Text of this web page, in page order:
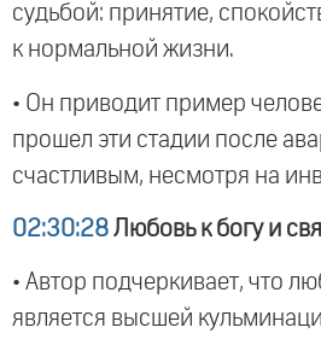
судьбой: принятие,
к нормальной жизни.
• Он приводит пример
прошел эти стадии после
счастливым, несмотря на
02:30:28 Любовь к богу и
• Автор подчеркивает, что
является высшей